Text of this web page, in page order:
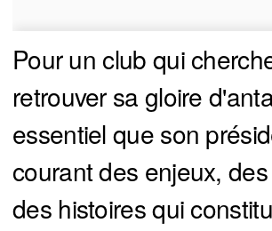
Pour un club qui
retrouver sa gloire
essentiel que son
courant des enjeux,
des histoires qui